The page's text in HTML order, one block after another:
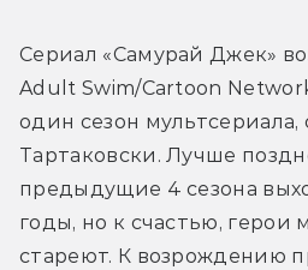
Сериал «Самурай Джек»
Adult Swim/Cartoon
один сезон мультсериала,
Тартаковски. Лучше
предыдущие 4 сезона
годы, но к счастью, герои
стареют. К возрождению